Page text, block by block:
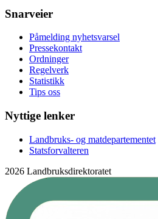
Snarveier
Påmelding nyhetsvarsel
Pressekontakt
Ordninger
Regelverk
Statistikk
Tips oss
Nyttige lenker
Landbruks- og matdepartementet
Statsforvalteren
2026 Landbruksdirektoratet